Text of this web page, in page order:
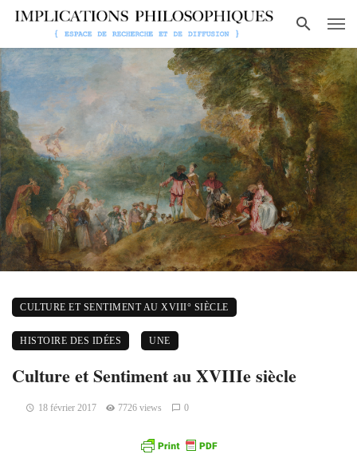
CULTURE ET SENTIMENT AU XVIII° SIÈCLE
HISTOIRE DES IDÉES UNE
Culture et Sentiment au XVIIIe siècle
18 février 2017 7726 views 0